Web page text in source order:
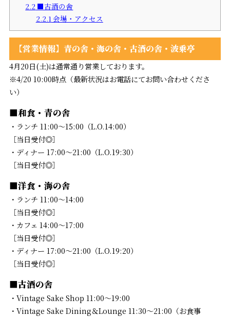
2.2 ■古酒の舎
2.2.1会場・アクセス
【営業情報】青の舎・海の舎・古酒の舎・波乗亭
4月20日(土)は通常通り営業しております。
※4/20 10:00時点（最新状況はお電話にてお問い合わせくださ
い）
■和食・青の舎
・ランチ 11:00～15:00（L.O.14:00）
［当日受付◎］
・ディナー 17:00～21:00（L.O.19:30）
［当日受付◎］
■洋食・海の舎
・ランチ 11:00～14:00
［当日受付◎］
・カフェ 14:00～17:00
［当日受付◎］
・ディナー 17:00〜21:00（L.O.19:20）
［当日受付◎］
■古酒の舎
・Vintage Sake Shop 11:00〜19:00
・Vintage Sake Dining＆Lounge 11:30～21:00（お食事